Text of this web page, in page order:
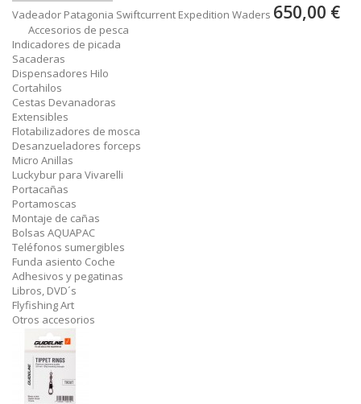
Vadeador Patagonia Swiftcurrent Expedition Waders 650,00 €
Accesorios de pesca
Indicadores de picada
Sacaderas
Dispensadores Hilo
Cortahilos
Cestas Devanadoras
Extensibles
Flotabilizadores de mosca
Desanzueladores forceps
Micro Anillas
Luckybur para Vivarelli
Portacañas
Portamoscas
Montaje de cañas
Bolsas AQUAPAC
Teléfonos sumergibles
Funda asiento Coche
Adhesivos y pegatinas
Libros, DVD´s
Flyfishing Art
Otros accesorios